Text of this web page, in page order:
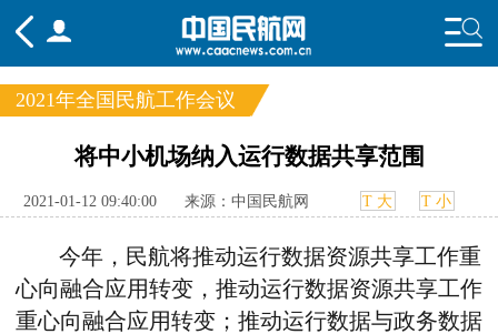
国内 国际
行业
2021年全国民航工作会议
将中小机场纳入运行数据共享范围
2021-01-12 09:40:00 来源：中国民航网 T 大 T 小
今年，民航将推动运行数据资源共享工作重
心向融合应用转变，推动运行数据资源共享工作
重心向融合应用转变；推动运行数据与政务数据